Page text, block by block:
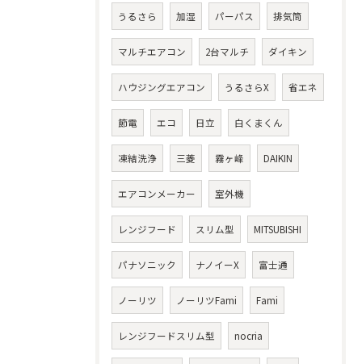
うるさら 加湿 パーパス 排気筒
マルチエアコン 2台マルチ ダイキン
ハウジングエアコン うるさらX 省エネ
節電 エコ 日立 白くまくん
凍結洗浄 三菱 霧ヶ峰 DAIKIN
エアコンメーカー 室外機
レンジフード スリム型 MITSUBISHI
パナソニック ナノイーX 富士通
ノーリツ ノーリツFami Fami
レンジフードスリム型 nocria